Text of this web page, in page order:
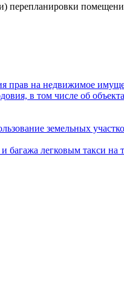
перепланировки
прав на недвижимое
в том числе об
земельных
багажа легковым такси